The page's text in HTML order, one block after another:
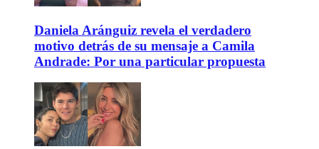
Daniela Aránguiz revela el verdadero
motivo detrás de su mensaje a Camila
Andrade: Por una particular propuesta